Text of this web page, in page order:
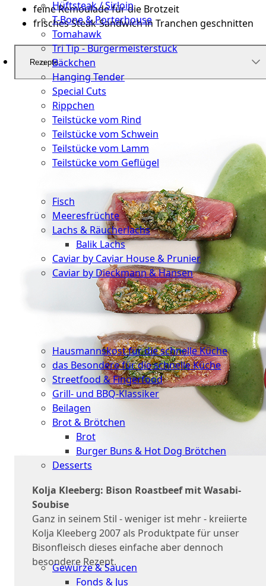
Hüftsteak / Sirloin
T-Bone & Porterhouse
Tomahawk
Tri Tip - Bürgermeisterstück
Bäckchen
Hanging Tender
Special Cuts
Rippchen
Teilstücke vom Rind
Teilstücke vom Schwein
Teilstücke vom Lamm
Teilstücke vom Geflügel
Fisch
Meeresfrüchte
Lachs & Räucherlachs
Balik Lachs
Caviar by Caviar House & Prunier
Caviar by Dieckmann & Hansen
Hausmannskost für die schnelle Küche
das Besondere für die schnelle Küche
Streetfood & Fingerfood
Grill- und BBQ-Klassiker
Beilagen
Brot & Brötchen
Brot
Burger Buns & Hot Dog Brötchen
Desserts
Neu
Sale
&
dazu
Gewürze & Saucen
Fonds & Jus
feine Remoulade für die Brotzeit
frisches Steak-Sandwich in Tranchen geschnitten
Rezepte
Kolja Kleeberg: Bison Roastbeef mit Wasabi-
Soubise
Ganz in seinem Stil - weniger ist mehr - kreiierte
Kolja Kleeberg 2007 als Produktpate für unser
Bisonfleisch dieses einfache aber dennoch
besondere Rezept.